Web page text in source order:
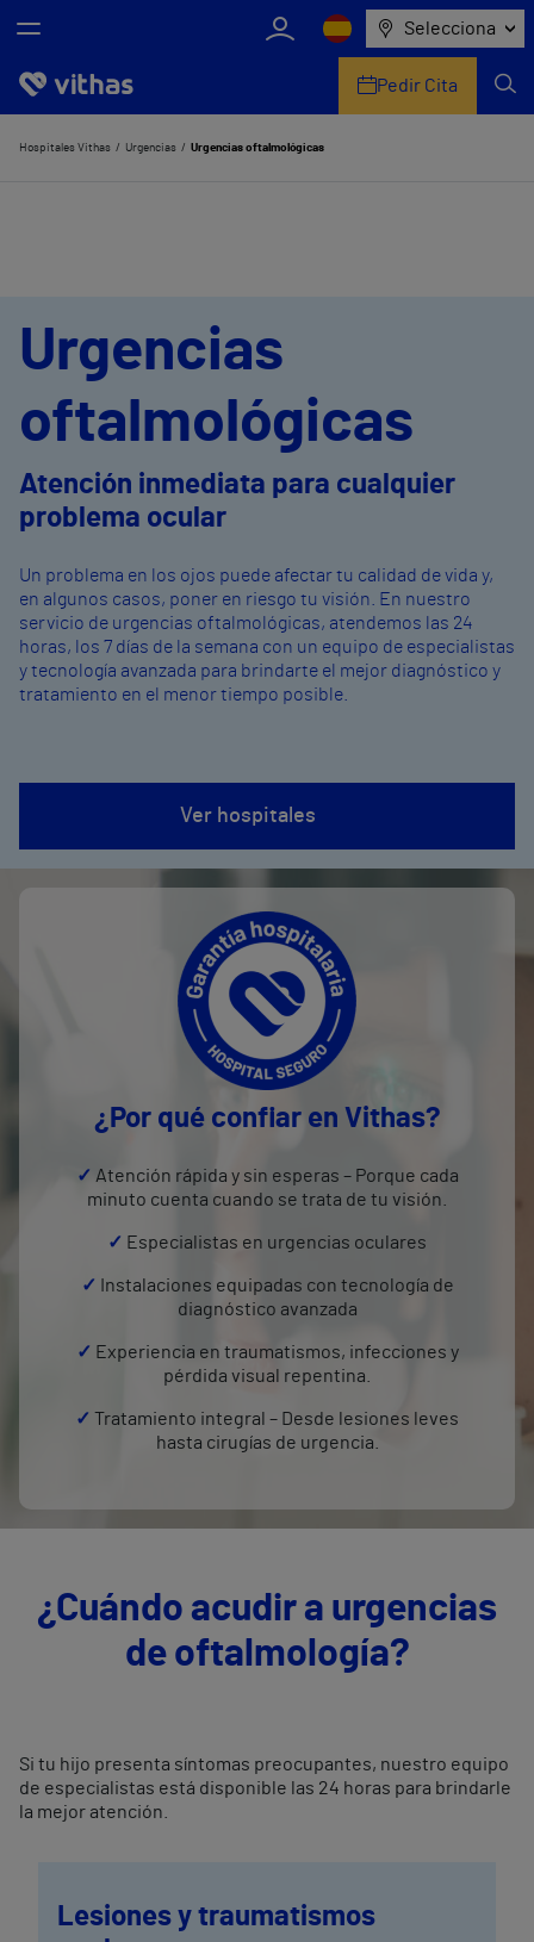
Selecciona
Nosotros
Información útil
Comunicación
Pedir Cita
Hospitales Vithas Urgencias Urgencias oftalmológicas
Urgencias
oftalmológicas
Atención inmediata para cualquier
problema ocular
Un problema en los ojos puede afectar tu calidad de vida y,
en algunos casos, poner en riesgo tu visión. En nuestro
servicio de urgencias oftalmológicas, atendemos las 24
horas, los 7 días de la semana con un equipo de especialistas
y tecnología avanzada para brindarte el mejor diagnóstico y
tratamiento en el menor tiempo posible.
Ver hospitales
¿Por qué confiar en Vithas?
✓ Atención rápida y sin esperas – Porque cada
minuto cuenta cuando se trata de tu visión.
✓ Especialistas en urgencias oculares
✓ Instalaciones equipadas con tecnología de
diagnóstico avanzada
✓ Experiencia en traumatismos, infecciones y
pérdida visual repentina.
✓ Tratamiento integral – Desde lesiones leves
hasta cirugías de urgencia.
¿Cuándo acudir a urgencias
de oftalmología?
Si tu hijo presenta síntomas preocupantes, nuestro equipo
de especialistas está disponible las 24 horas para brindarle
la mejor atención.
Lesiones y traumatismos